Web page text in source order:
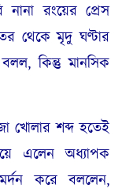
রংয়ের প্রেস
থেকে মৃদু ঘণ্টার
কিন্তু মানসিক
খোলার শব্দ হতেই
এলেন অধ্যাপক
করে বললেন,